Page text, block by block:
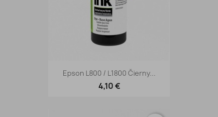
Epson L800 / L1800 Čierny...
4,10 €